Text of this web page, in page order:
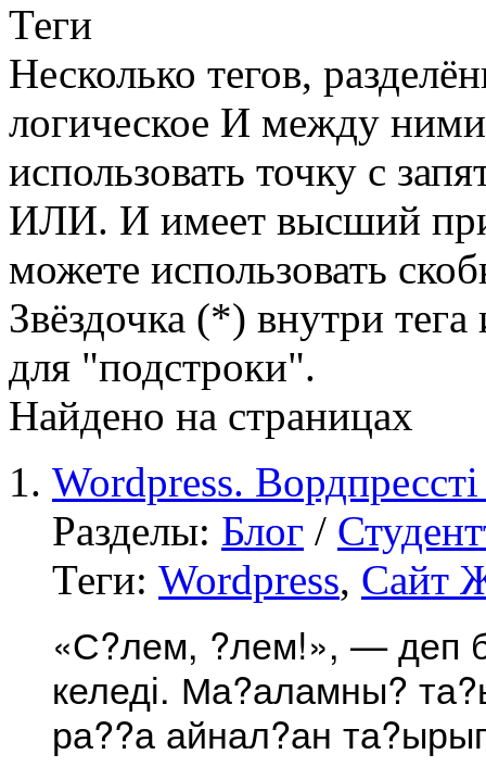
Теги
Несколько тегов,
логическое И между
использовать точку с
ИЛИ. И имеет высший
можете использовать
Звёздочка (*) внутри тега
для "подстроки".
Найдено на страницах
Wordpress.
Разделы: Блог /
Теги: Wordpress, Сайт
«С?лем, ?лем!», — деп
келеді. Ма?аламны?
ра??а айнал?ан